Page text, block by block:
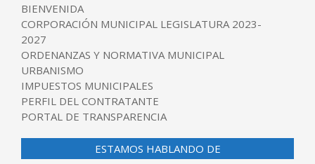
BIENVENIDA
CORPORACIÓN MUNICIPAL LEGISLATURA 2023-
2027
ORDENANZAS Y NORMATIVA MUNICIPAL
URBANISMO
IMPUESTOS MUNICIPALES
PERFIL DEL CONTRATANTE
PORTAL DE TRANSPARENCIA
ESTAMOS HABLANDO DE